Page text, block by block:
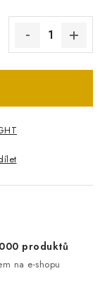
produktů
na e-shopu